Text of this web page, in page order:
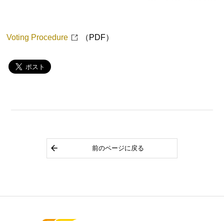
Voting Procedure （PDF）
前のページに戻る